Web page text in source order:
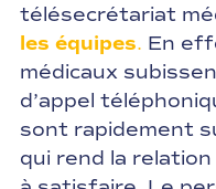
télésecrétariat
les équipes. En
médicaux
d’appel
sont rapidement
qui rend la